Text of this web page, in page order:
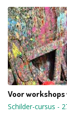
Voor
Schilder-cursus -